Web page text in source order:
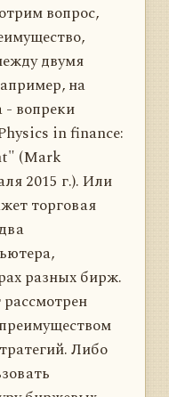
вопрос,
двумя
на
- вопреки
in finance:
(Mark
2015 г.). Или
торговая
разных бирж.
Либо